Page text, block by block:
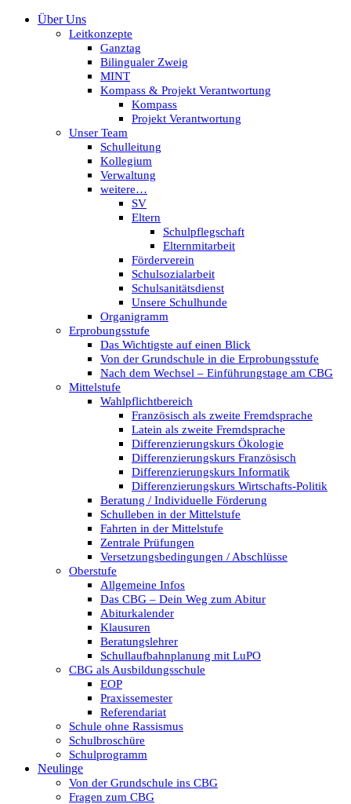
Über Uns
Leitkonzepte
Ganztag
Bilingualer Zweig
MINT
Kompass & Projekt Verantwortung
Kompass
Projekt Verantwortung
Unser Team
Schulleitung
Kollegium
Verwaltung
weitere…
SV
Eltern
Schulpflegschaft
Elternmitarbeit
Förderverein
Schulsozialarbeit
Schulsanitätsdienst
Unsere Schulhunde
Organigramm
Erprobungsstufe
Das Wichtigste auf einen Blick
Von der Grundschule in die Erprobungsstufe
Nach dem Wechsel – Einführungstage am CBG
Mittelstufe
Wahlpflichtbereich
Französisch als zweite Fremdsprache
Latein als zweite Fremdsprache
Differenzierungskurs Ökologie
Differenzierungskurs Französisch
Differenzierungskurs Informatik
Differenzierungskurs Wirtschafts-Politik
Beratung / Individuelle Förderung
Schulleben in der Mittelstufe
Fahrten in der Mittelstufe
Zentrale Prüfungen
Versetzungsbedingungen / Abschlüsse
Oberstufe
Allgemeine Infos
Das CBG – Dein Weg zum Abitur
Abiturkalender
Klausuren
Beratungslehrer
Schullaufbahnplanung mit LuPO
CBG als Ausbildungsschule
EOP
Praxissemester
Referendariat
Schule ohne Rassismus
Schulbroschüre
Schulprogramm
Neulinge
Von der Grundschule ins CBG
Fragen zum CBG